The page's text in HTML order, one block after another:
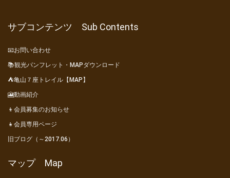
サブコンテンツ Sub Contents
📧お問い合わせ
📚観光パンフレット・MAPダウンロード
⛺亀山７座トレイル【MAP】
🎦動画紹介
👦会員募集のお知らせ
👧会員専用ページ
旧ブログ（～2017.06）
マップ Map